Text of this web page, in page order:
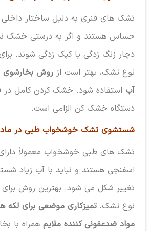
تشک های فنری به دلیل ساختار داخلی
حساس هستند و اگر به درستی خشک
دچار زنگ زدگی یا کپک زدگی شوند.
نوع تشک، بهتر است از روش بخارشوی
آباستفاده شود. خشک کردن کامل در
دستگاه خشک کن الزامی است.
شستشوی تشک خوشخواب طبی در
تشک های طبی خوشخواب معمولاً دارای
اسفنجی هستند و نباید با آب زیاد
تغییر شکل می شود. بهترین روش
نوع تشک، تمیزکاری موضعی برای لکه ها
مواد ضدعفونی کننده ملایمهمراه با